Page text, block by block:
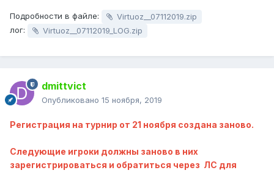
Подробности в файле:
Virtuoz__07112019.zip
лог:
Virtuoz__07112019_LOG.zip
dmittvict
Опубликовано 15 ноября, 2019
Регистрация на турнир от 21 ноября создана заново.
Следующие игроки должны заново в них
зарегистрироваться и обратиться через ЛС для